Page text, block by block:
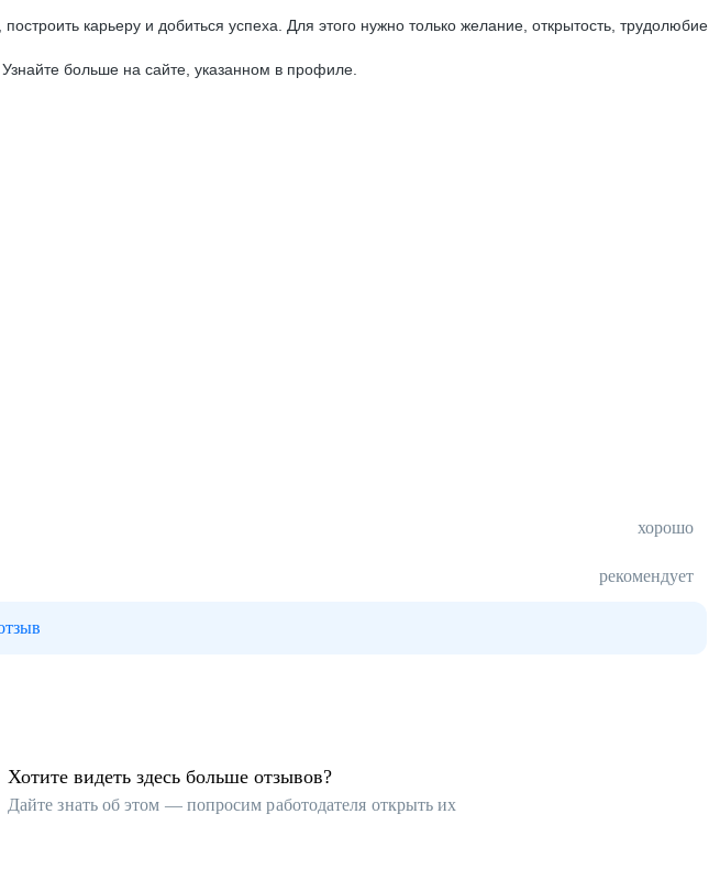
карьеру и добиться успеха. Для этого нужно только желание, открытость, трудолюбие
больше на сайте, указанном в профиле.
хорошо
рекомендует
Хотите видеть здесь больше отзывов?
Дайте знать об этом — попросим работодателя открыть их